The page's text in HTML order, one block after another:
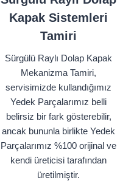
Kapak Sistemleri
Tamiri
Sürgülü Raylı Dolap Kapak
Mekanizma Tamiri,
servisimizde kullandığımız
Yedek Parçalarımız belli
belirsiz bir fark gösterebilir,
ancak bununla birlikte Yedek
Parçalarımız %100 orijinal ve
kendi üreticisi tarafından
üretilmiştir.